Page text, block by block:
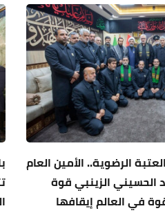
الرضوية.. الأمين العام
الحسيني الزينبي قوة
في العالم إيقافها